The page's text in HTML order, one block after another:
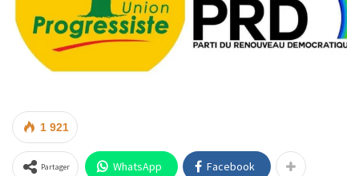
1 921
Partager WhatsApp Facebook